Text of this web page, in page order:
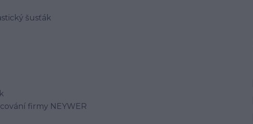
šusťák
firmy NEYWER